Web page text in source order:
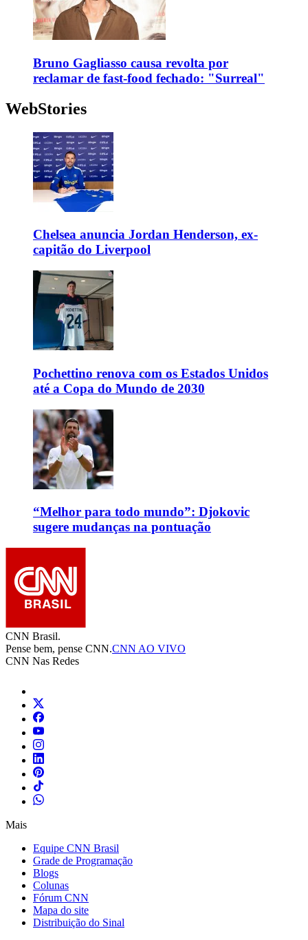
Bruno Gagliasso causa revolta por
reclamar de fast-food fechado: "Surreal"
WebStories
Chelsea anuncia Jordan Henderson, ex-
capitão do Liverpool
Pochettino renova com os Estados Unidos
até a Copa do Mundo de 2030
“Melhor para todo mundo”: Djokovic
sugere mudanças na pontuação
CNN Brasil.
Pense bem, pense CNN.CNN AO VIVO
CNN Nas Redes
Mais
Equipe CNN Brasil
Grade de Programação
Blogs
Colunas
Fórum CNN
Mapa do site
Distribuição do Sinal